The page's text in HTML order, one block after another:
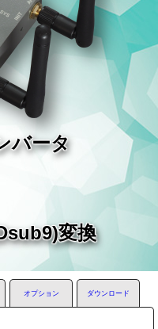
バータ
変換
オプション ダウンロード